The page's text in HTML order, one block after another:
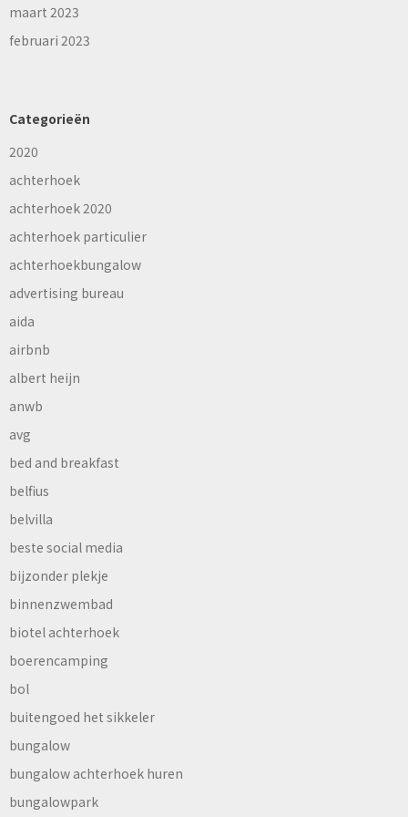
maart 2023
februari 2023
Categorieën
2020
achterhoek
achterhoek 2020
achterhoek particulier
achterhoekbungalow
advertising bureau
aida
airbnb
albert heijn
anwb
avg
bed and breakfast
belfius
belvilla
beste social media
bijzonder plekje
binnenzwembad
biotel achterhoek
boerencamping
bol
buitengoed het sikkeler
bungalow
bungalow achterhoek huren
bungalowpark